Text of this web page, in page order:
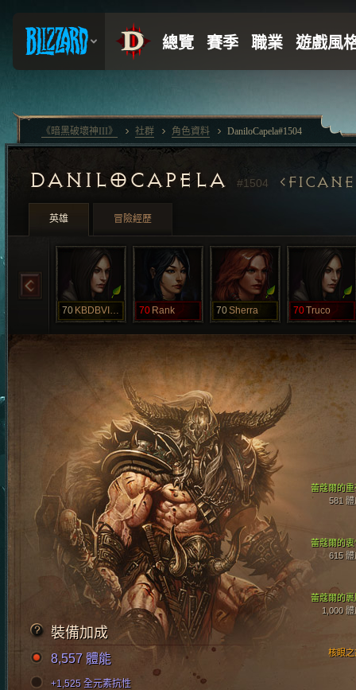
DANILOCAPELA #1504
英雄 冒險經歷
70 KBDBVIUD 70 Rank 70Sherra 70Truco
蕾蔻爾的衷
615 體
蕾蔻爾的裹
1,000 體
蕾蔻爾的重
581 體
核眼之
裝備加成
8,557 體能
+1,525 全元素抗性
《暗黑破壞神III》 社群 角色資料 DaniloCapela#1504